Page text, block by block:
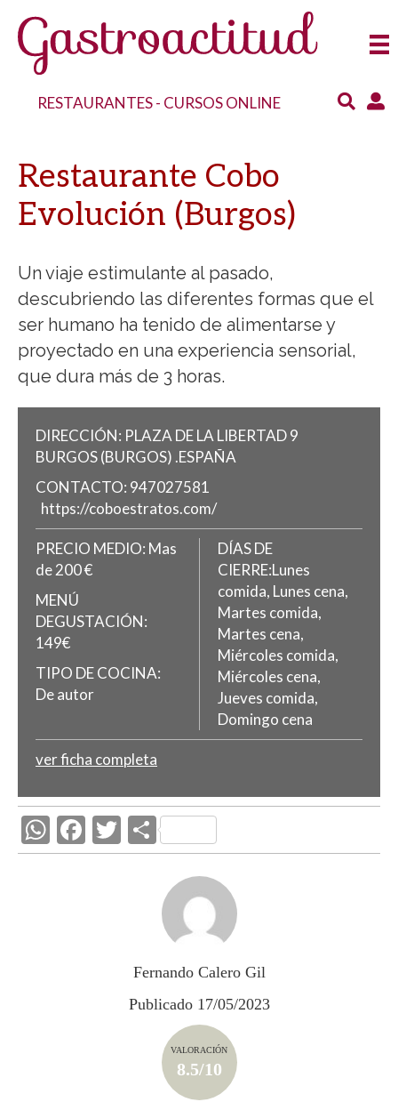
RESTAURANTES- CURSOS ONLINE
Restaurante Cobo
Evolución (Burgos)
Un viaje estimulante al pasado,
descubriendo las diferentes formas que el
ser humano ha tenido de alimentarse y
proyectado en una experiencia sensorial,
que dura más de 3 horas.
DIRECCIÓN: PLAZA DE LA LIBERTAD 9
BURGOS(BURGOS) .ESPAÑA
CONTACTO: 947027581
https://coboestratos.com/
PRECIO MEDIO: Mas
de 200 €
MENÚ
DEGUSTACIÓN:
149€
TIPO DE COCINA:
De autor
DÍAS DE
CIERRE:Lunes
comida, Lunes cena,
Martes comida,
Martes cena,
Miércoles comida,
Miércoles cena,
Jueves comida,
Domingo cena
ver ficha completa
W
h
F
ac
T
w
C
o
m
p
ar
ti
r
Fernando Calero Gil
Publicado 17/05/2023
VALORACIÓN
8.5/10